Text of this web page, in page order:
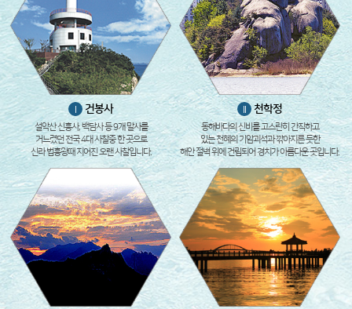
I 건봉사
설악산 신흥사, 백담사 등 9개 말사를
거느렸던 전국 4대 사찰중 한 곳으로
신라 법흥왕때 지어진 오랜 사찰입니다.
II 천학정
동해바다의 신비를 고스란히 간직하고
있는 천혜의 기암괴석과 깎아지른 듯한
해안 절벽 위에 건립되어 경치가 아름다운 곳입니다.